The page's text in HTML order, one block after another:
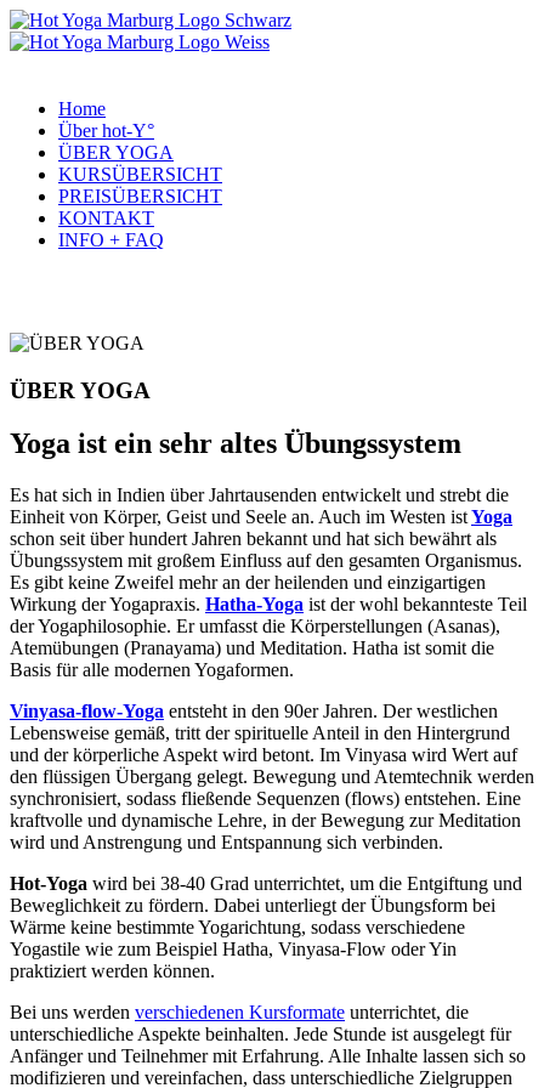
Home
Über hot-Y°
ÜBER YOGA
KURSÜBERSICHT
PREISÜBERSICHT
KONTAKT
INFO + FAQ
ÜBER YOGA
Yoga ist ein sehr altes Übungssystem
Es hat sich in Indien über Jahrtausenden entwickelt und strebt die
Einheit von Körper, Geist und Seele an. Auch im Westen istYoga
schon seit über hundert Jahren bekannt und hat sich bewährt als
Übungssystem mit großem Einfluss auf den gesamten Organismus.
Es gibt keine Zweifel mehr an der heilenden und einzigartigen
Wirkung der Yogapraxis. Hatha-Yoga ist der wohl bekannteste Teil
der Yogaphilosophie. Er umfasst die Körperstellungen (Asanas),
Atemübungen (Pranayama) und Meditation. Hatha ist somit die
Basis für alle modernen Yogaformen.
Vinyasa-flow-Yoga entsteht in den 90er Jahren. Der westlichen
Lebensweise gemäß, tritt der spirituelle Anteil in den Hintergrund
und der körperliche Aspekt wird betont. Im Vinyasa wird Wert auf
den flüssigen Übergang gelegt. Bewegung und Atemtechnik werden
synchronisiert, sodass fließende Sequenzen (flows) entstehen. Eine
kraftvolle und dynamische Lehre, in der Bewegung zur Meditation
wird und Anstrengung und Entspannung sich verbinden.
Hot-Yoga wird bei 38-40 Grad unterrichtet, um die Entgiftung und
Beweglichkeit zu fördern. Dabei unterliegt der Übungsform bei
Wärme keine bestimmte Yogarichtung, sodass verschiedene
Yogastile wie zum Beispiel Hatha, Vinyasa-Flow oder Yin
praktiziert werden können.
Bei uns werden verschiedenen Kursformate unterrichtet, die
unterschiedliche Aspekte beinhalten. Jede Stunde ist ausgelegt für
Anfänger und Teilnehmer mit Erfahrung. Alle Inhalte lassen sich so
modifizieren und vereinfachen, dass unterschiedliche Zielgruppen